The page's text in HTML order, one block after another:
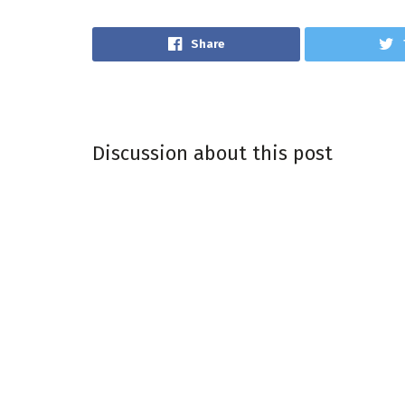
Share
Discussion about this post